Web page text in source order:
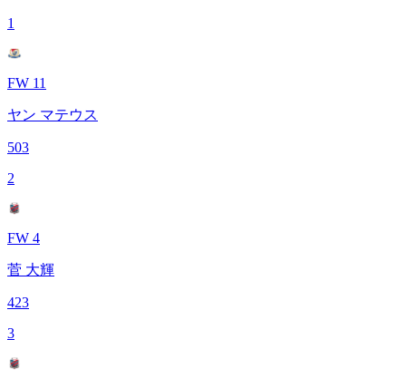
1
FW 11
ヤン マテウス
503
2
FW 4
菅 大輝
423
3